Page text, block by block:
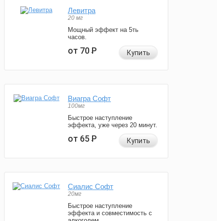
Левитра
20 мг
Мощный эффект на 5ть
часов.
от 70Р Купить
Виагра Софт
100мг
Быстрое наступление
эффекта, уже через 20 минут.
от 65Р Купить
Сиалис Софт
20мг
Быстрое наступление
эффекта и совместимость с